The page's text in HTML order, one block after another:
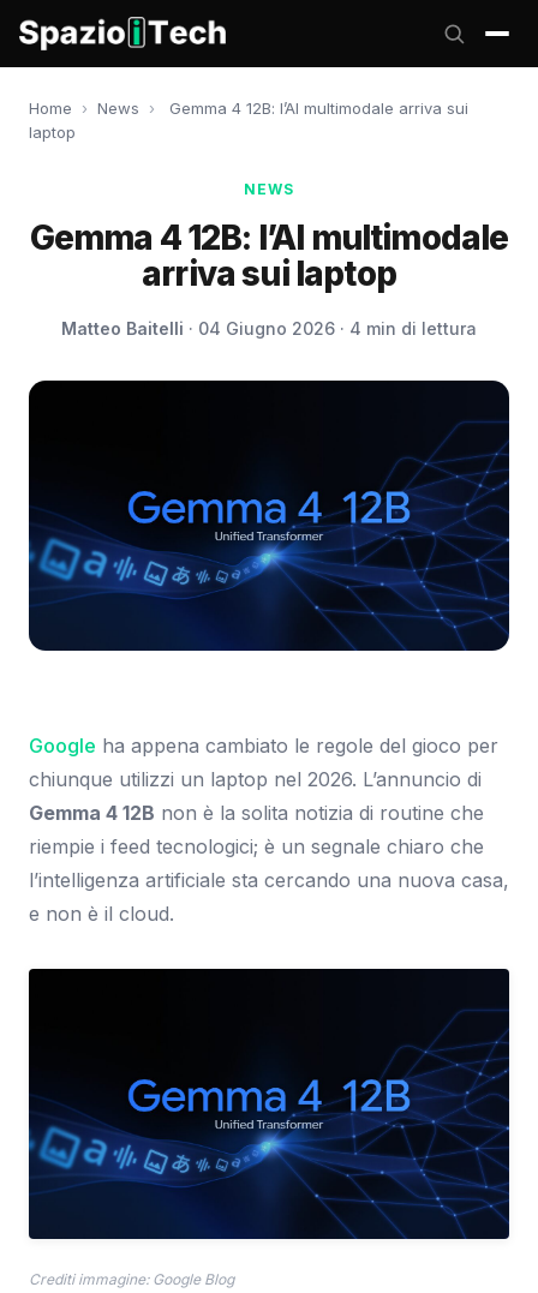
Home › News ›
Gemma 4 12B: l’AI multimodale arriva sui
laptop
NEWS
Gemma 4 12B: l’AI multimodale
arriva sui laptop
Matteo Baitelli · 04 Giugno 2026 · 4 min di lettura
Google ha appena cambiato le regole del gioco per
chiunque utilizzi un laptop nel 2026. L’annuncio di
Gemma 4 12B non è la solita notizia di routine che
riempie i feed tecnologici; è un segnale chiaro che
l’intelligenza artificiale sta cercando una nuova casa,
e non è il cloud.
Crediti immagine: Google Blog